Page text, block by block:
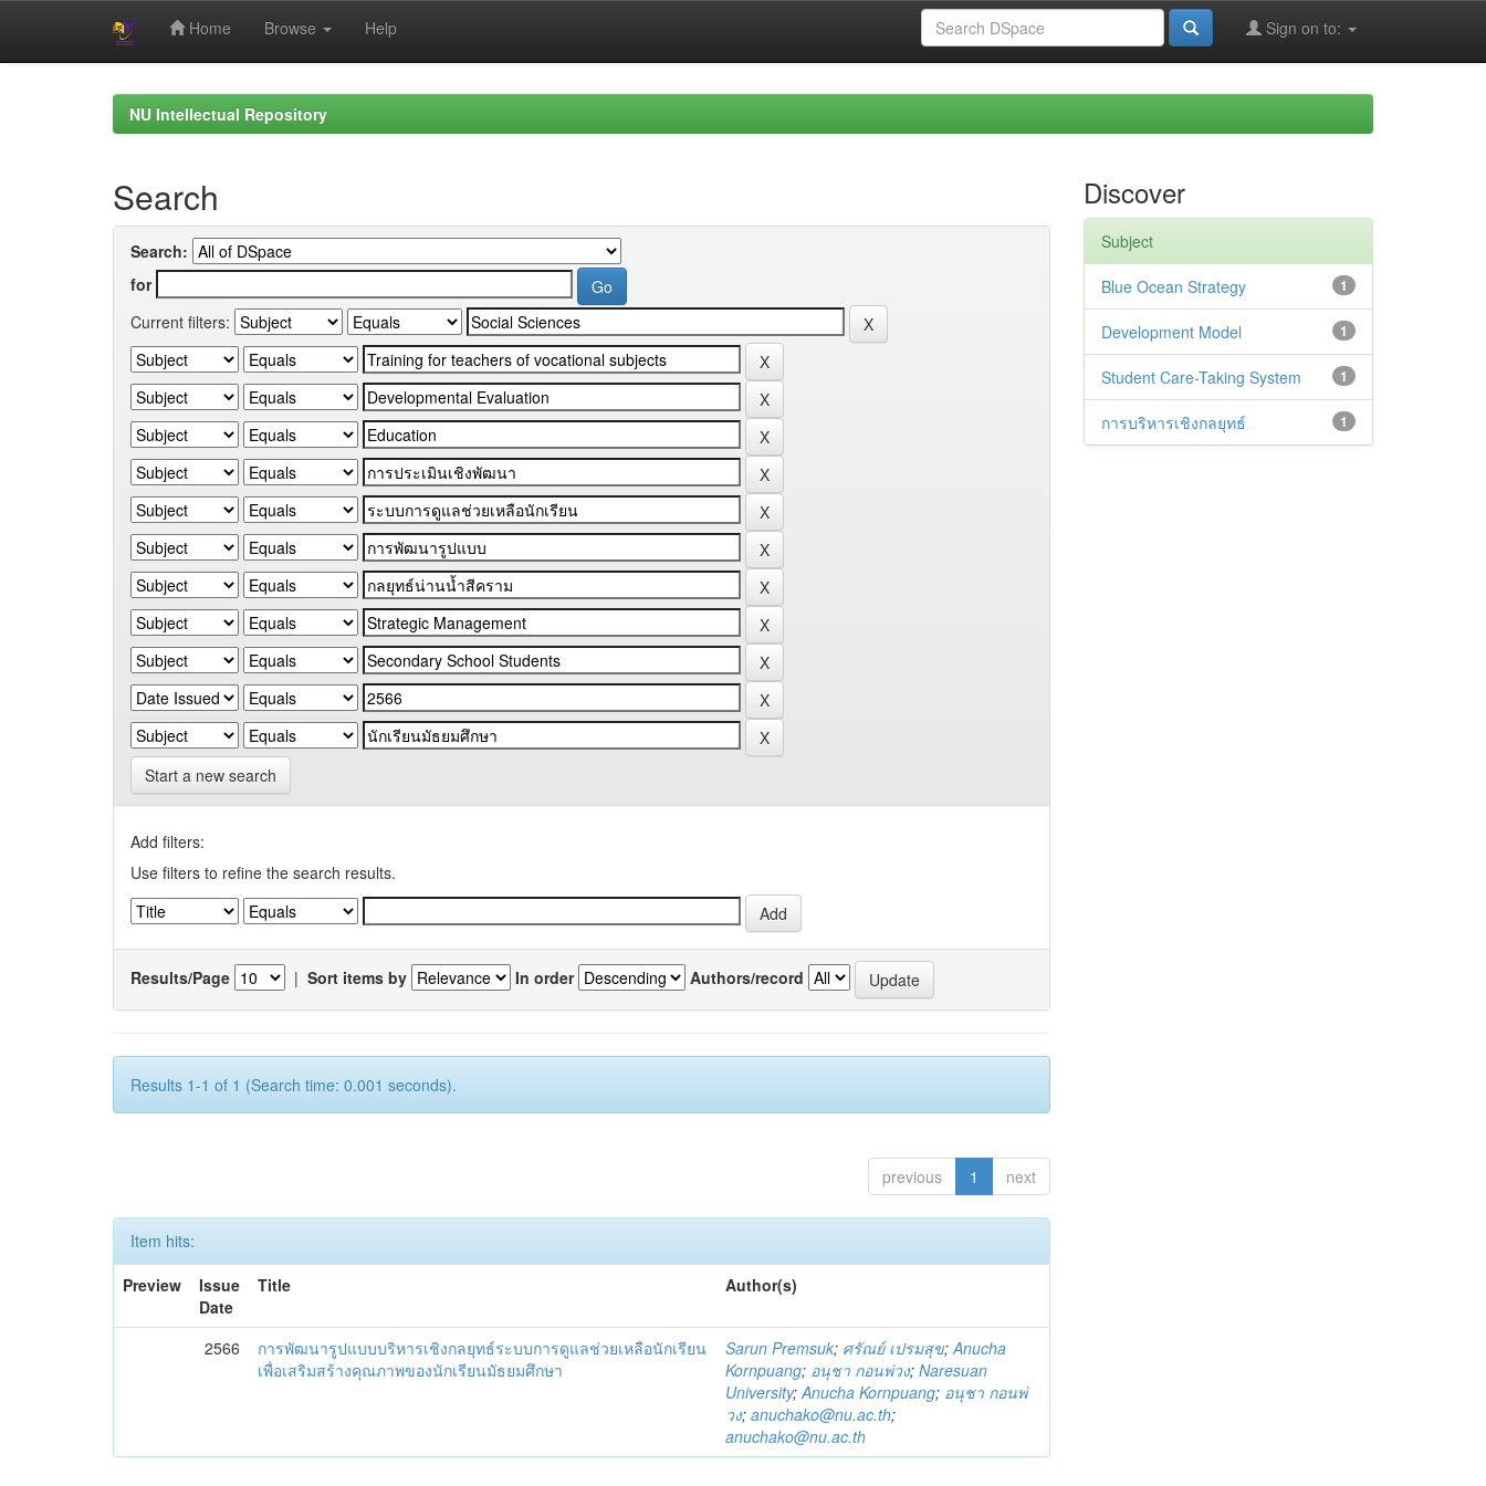
Home Browse Help Sign on to:
NU Intellectual Repository
Search
Search:
for
Current filters:
Start a new search
Add filters:
Use filters to refine the search results.
Results/Page | Sort items by In order Authors/record
Results 1-1 of 1 (Search time: 0.001 seconds).
previous 1 next
Item hits:
Preview
Issue
Date
Title Author(s)
2566
การพัฒนารูปแบบบริหารเชิงกลยุทธ์ระบบการดูแลช่วยเหลือนักเรียน
เพื่อเสริมสร้างคุณภาพของนักเรียนมัธยมศึกษา
Sarun Premsuk; ศรัณย์ เปรมสุข;Anucha
Kornpuang; อนุชา กอนพ่วง;Naresuan
University;Anucha Kornpuang; อนุชา กอนพ่
วง;anuchako@nu.ac.th;
anuchako@nu.ac.th
Discover
Subject
1
Blue Ocean Strategy
1
Development Model
1
Student Care-Taking System
1
การบริหารเชิงกลยุทธ์